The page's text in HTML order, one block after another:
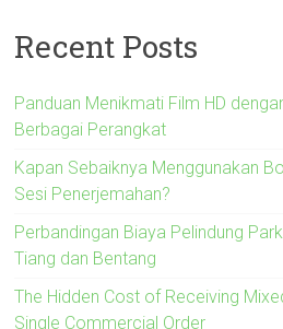
Recent Posts
Panduan Menikmati Film HD
Berbagai Perangkat
Kapan Sebaiknya Menggunakan
Sesi Penerjemahan?
Perbandingan Biaya Pelindung
Tiang dan Bentang
The Hidden Cost of Receiving
Single Commercial Order